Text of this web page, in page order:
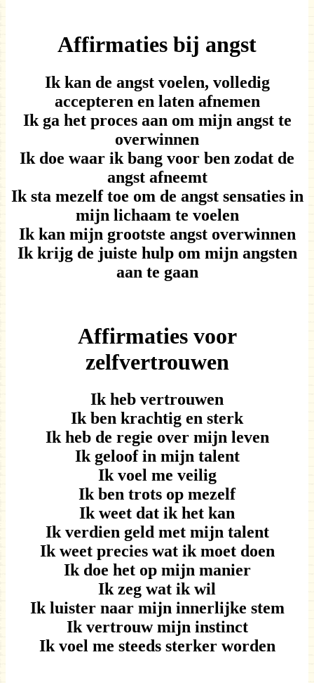
Affirmaties bij angst
Ik kan de angst voelen, volledig
accepteren en laten afnemen
Ik ga het proces aan om mijn angst te
overwinnen
Ik doe waar ik bang voor ben zodat de
angst afneemt
Ik sta mezelf toe om de angst sensaties in
mijn lichaam te voelen
Ik kan mijn grootste angst overwinnen
Ik krijg de juiste hulp om mijn angsten
aan te gaan
Affirmaties voor
zelfvertrouwen
Ik heb vertrouwen
Ik ben krachtig en sterk
Ik heb de regie over mijn leven
Ik geloof in mijn talent
Ik voel me veilig
Ik ben trots op mezelf
Ik weet dat ik het kan
Ik verdien geld met mijn talent
Ik weet precies wat ik moet doen
Ik doe het op mijn manier
Ik zeg wat ik wil
Ik luister naar mijn innerlijke stem
Ik vertrouw mijn instinct
Ik voel me steeds sterker worden